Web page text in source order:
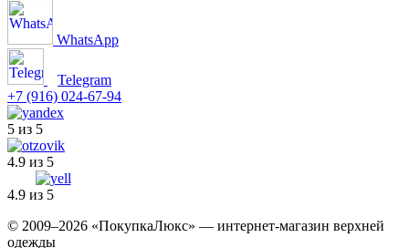
WhatsApp
Telegram
+7 (916) 024-67-94
5 из 5
4.9 из 5
4.9 из 5
© 2009–2026 «ПокупкаЛюкс» — интернет-магазин верхней
одежды